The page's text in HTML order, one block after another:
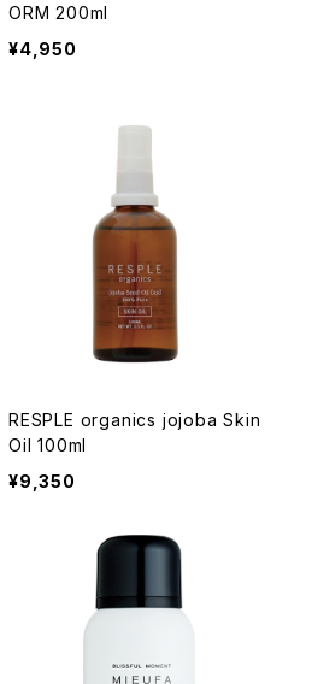
ORM 200ml
¥4,950
RESPLE organics jojoba Skin
Oil 100ml
¥9,350